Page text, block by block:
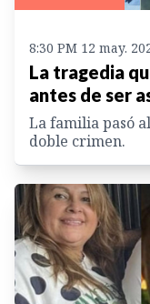
8:30 PM 12 may.
La tragedia
antes de ser
La familia pasó
doble crimen.